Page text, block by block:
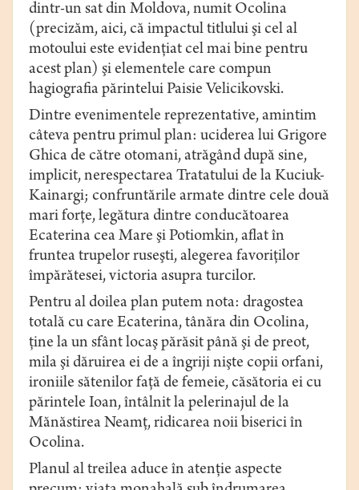
dintr-un sat din Moldova, numit Ocolina
(precizăm, aici, că impactul titlului şi cel al
motoului este evidenţiat cel mai bine pentru
acest plan) şi elementele care compun
hagiografia părintelui Paisie Velicikovski.
Dintre evenimentele reprezentative, amintim
câteva pentru primul plan: uciderea lui Grigore
Ghica de către otomani, atrăgând după sine,
implicit, nerespectarea Tratatului de la Kuciuk-
Kainargi; confruntările armate dintre cele două
mari forţe, legătura dintre conducătoarea
Ecaterina cea Mare şi Potiomkin, aflat în
fruntea trupelor ruseşti, alegerea favoriţilor
împărătesei, victoria asupra turcilor.
Pentru al doilea plan putem nota: dragostea
totală cu care Ecaterina, tânăra din Ocolina,
ţine la un sfânt locaş părăsit până şi de preot,
mila şi dăruirea ei de a îngriji nişte copii orfani,
ironiile sătenilor faţă de femeie, căsătoria ei cu
părintele Ioan, întâlnit la pelerinajul de la
Mănăstirea Neamţ, ridicarea noii biserici în
Ocolina.
Planul al treilea aduce în atenţie aspecte